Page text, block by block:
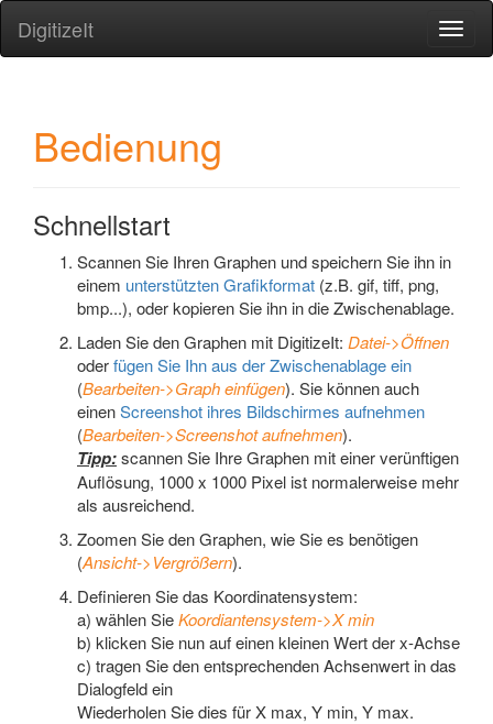
DigitizeIt
Bedienung
Schnellstart
Scannen Sie Ihren Graphen und speichern Sie ihn in
einem unterstützten Grafikformat (z.B. gif, tiff, png,
bmp...), oder kopieren Sie ihn in die Zwischenablage.
Laden Sie den Graphen mit DigitizeIt: Datei->Öffnen
oderfügen Sie Ihn aus der Zwischenablage ein
(Bearbeiten->Graph einfügen). Sie können auch
einenScreenshot ihres Bildschirmes aufnehmen
(Bearbeiten->Screenshot aufnehmen).
Tipp:scannen Sie Ihre Graphen mit einer verünftigen
Auflösung, 1000 x 1000 Pixel ist normalerweise mehr
als ausreichend.
Zoomen Sie den Graphen, wie Sie es benötigen
(Ansicht->Vergrößern).
Definieren Sie das Koordinatensystem:
a) wählen SieKoordiantensystem->X min
b) klicken Sie nun auf einen kleinen Wert der x-Achse
c) tragen Sie den entsprechenden Achsenwert in das
Dialogfeld ein
Wiederholen Sie dies für X max, Y min, Y max.